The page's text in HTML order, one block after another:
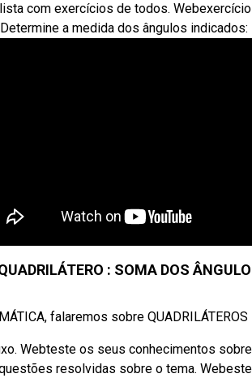
com exercícios de todos.
a medida dos ângulos indicados:
: SOMA DOS
falaremos sobre QUADRILÁTEROS
Webteste os seus conhecimentos
resolvidas sobre o tema.